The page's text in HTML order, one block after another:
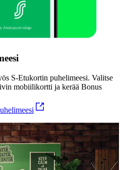
S-Etukortin puhelimeesi. Valitse
mobiilikortti ja kerää Bonus